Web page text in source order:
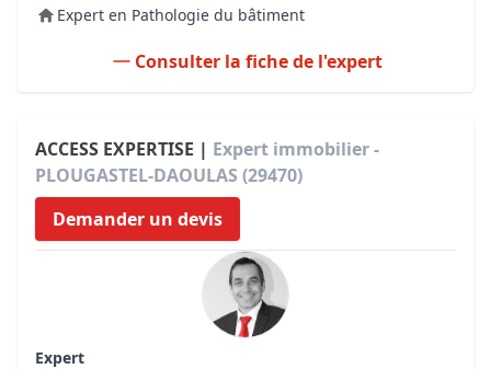
Expert en Pathologie du bâtiment
Consulter la fiche de l'expert
ACCESS EXPERTISE | Expert immobilier -
PLOUGASTEL-DAOULAS (29470)
Demander un devis
Expert